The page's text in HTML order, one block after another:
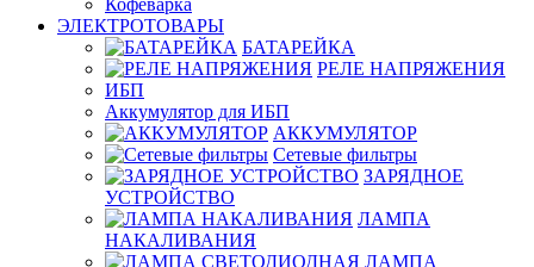
Кофеварка
ЭЛЕКТРОТОВАРЫ
БАТАРЕЙКА
РЕЛЕ НАПРЯЖЕНИЯ
ИБП
Аккумулятор для ИБП
АККУМУЛЯТОР
Сетевые фильтры
ЗАРЯДНОЕ
УСТРОЙСТВО
ЛАМПА
НАКАЛИВАНИЯ
ЛАМПА